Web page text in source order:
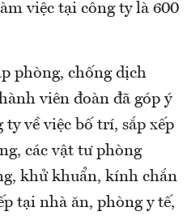
việc tại công ty là 600
phòng, chống dịch
viên đoàn đã góp ý
về việc bố trí, sắp xếp
các vật tư phòng
khử khuẩn, kính chắn
tại nhà ăn, phòng y tế,